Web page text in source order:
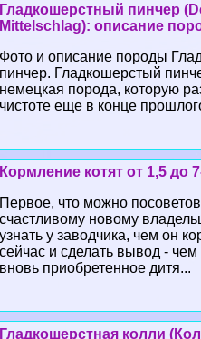
Гладкошерстный пинчер
Mittelschlag): описание
Фото и описание породы
пинчер. Гладкошерстый
немецкая порода, которую
чистоте еще в конце
Кормление котят от 1,5 до
Первое, что можно
счастливому новому
узнать у заводчика, чем он
сейчас и сделать вывод - чем
вновь приобретенное дитя...
Гладкошерстная колли